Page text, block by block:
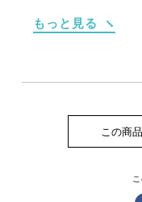
【２】海や山、草
たとえば4回のレッ
（1時間10,000円
そうして馬と仲良
どんな風にして遊
馬と過ごす時間が
もっと見る
この商